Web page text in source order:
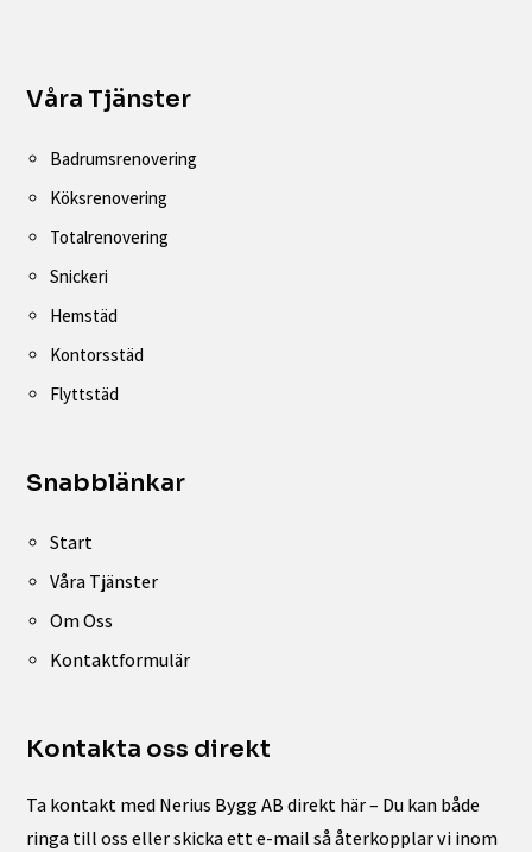
Våra Tjänster
Badrumsrenovering
Köksrenovering
Totalrenovering
Snickeri
Hemstäd
Kontorsstäd
Flyttstäd
Snabblänkar
Start
Våra Tjänster
Om Oss
Kontaktformulär
Kontakta oss direkt
Ta kontakt med Nerius Bygg AB direkt här – Du kan både
ringa till oss eller skicka ett e-mail så återkopplar vi inom